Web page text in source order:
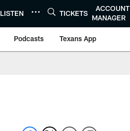
LISTEN TICKETS
ACCOUNT
MANAGER
Podcasts Texans App